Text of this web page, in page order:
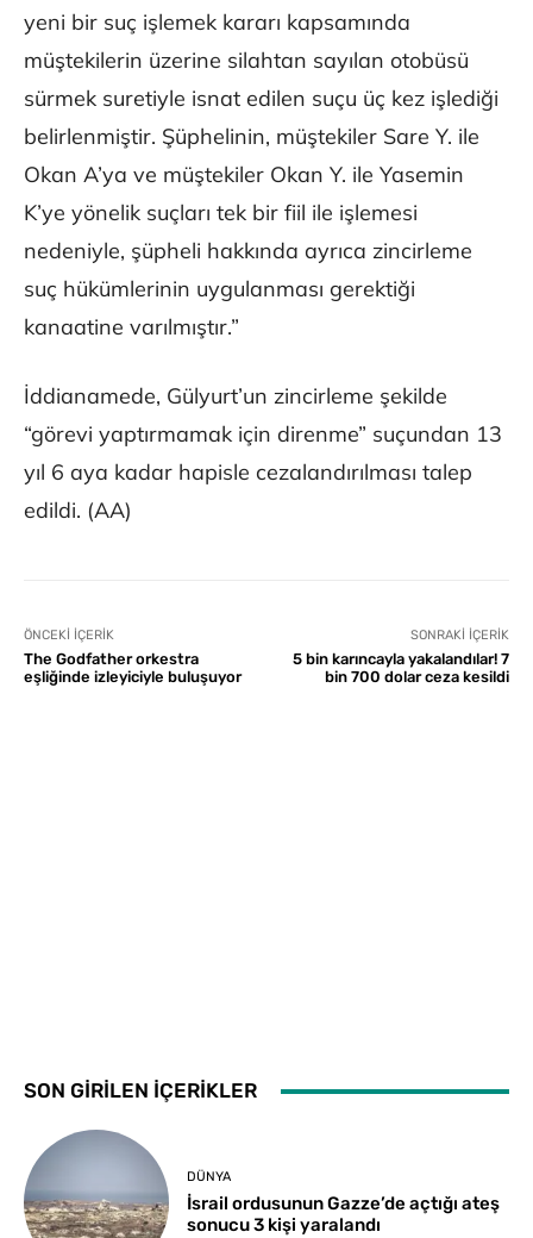
yeni bir suç işlemek kararı kapsamında
müştekilerin üzerine silahtan sayılan otobüsü
sürmek suretiyle isnat edilen suçu üç kez işlediği
belirlenmiştir. Şüphelinin, müştekiler Sare Y. ile
Okan A’ya ve müştekiler Okan Y. ile Yasemin
K’ye yönelik suçları tek bir fiil ile işlemesi
nedeniyle, şüpheli hakkında ayrıca zincirleme
suç hükümlerinin uygulanması gerektiği
kanaatine varılmıştır.”
İddianamede, Gülyurt’un zincirleme şekilde
“görevi yaptırmamak için direnme” suçundan 13
yıl 6 aya kadar hapisle cezalandırılması talep
edildi. (AA)
ÖNCEKI İÇERIK
The Godfather orkestra
eşliğinde izleyiciyle buluşuyor
SONRAKI İÇERIK
5 bin karıncayla yakalandılar! 7
bin 700 dolar ceza kesildi
SON GİRİLEN İÇERİKLER
DÜNYA
İsrail ordusunun Gazze’de açtığı ateş
sonucu 3 kişi yaralandı